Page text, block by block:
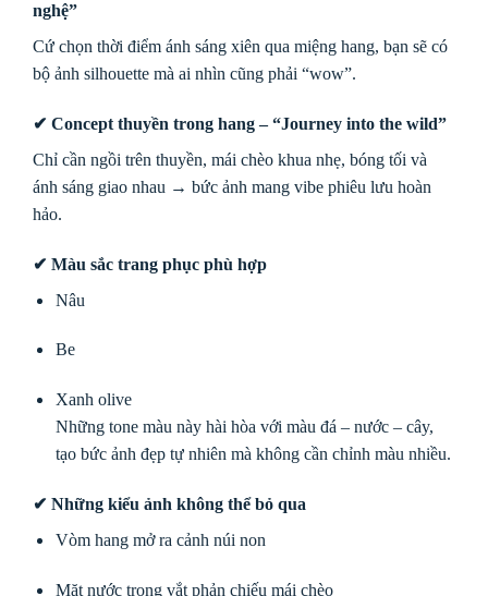
nghệ”
Cứ chọn thời điểm ánh sáng xiên qua miệng hang, bạn sẽ có
bộ ảnh silhouette mà ai nhìn cũng phải “wow”.
✔ Concept thuyền trong hang – “Journey into the wild”
Chỉ cần ngồi trên thuyền, mái chèo khua nhẹ, bóng tối và
ánh sáng giao nhau → bức ảnh mang vibe phiêu lưu hoàn
hảo.
✔ Màu sắc trang phục phù hợp
Nâu
Be
Xanh olive
Những tone màu này hài hòa với màu đá – nước – cây,
tạo bức ảnh đẹp tự nhiên mà không cần chỉnh màu nhiều.
✔ Những kiểu ảnh không thể bỏ qua
Vòm hang mở ra cảnh núi non
Mặt nước trong vắt phản chiếu mái chèo